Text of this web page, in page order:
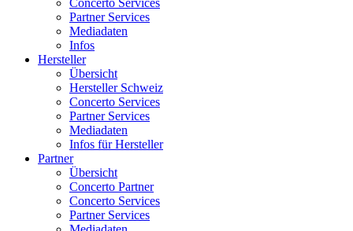
Concerto Services
Partner Services
Mediadaten
Infos
Hersteller
Übersicht
Hersteller Schweiz
Concerto Services
Partner Services
Mediadaten
Infos für Hersteller
Partner
Übersicht
Concerto Partner
Concerto Services
Partner Services